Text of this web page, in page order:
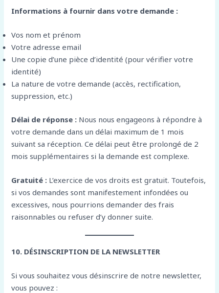
Informations à fournir dans votre demande :
Vos nom et prénom
Votre adresse email
Une copie d’une pièce d’identité (pour vérifier votre
identité)
La nature de votre demande (accès, rectification,
suppression, etc.)
Délai de réponse : Nous nous engageons à répondre à
votre demande dans un délai maximum de 1 mois
suivant sa réception. Ce délai peut être prolongé de 2
mois supplémentaires si la demande est complexe.
Gratuité : L’exercice de vos droits est gratuit. Toutefois,
si vos demandes sont manifestement infondées ou
excessives, nous pourrions demander des frais
raisonnables ou refuser d’y donner suite.
10. DÉSINSCRIPTION DE LA NEWSLETTER
Si vous souhaitez vous désinscrire de notre newsletter,
vous pouvez :